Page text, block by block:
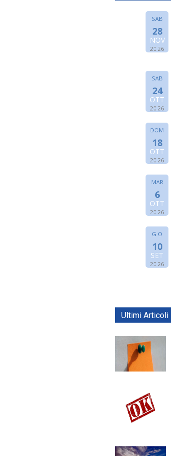
SAB
28
NOV
2026
SAB
24
OTT
2026
DOM
18
OTT
2026
MAR
6
OTT
2026
GIO
10
SET
2026
Ultimi Articoli